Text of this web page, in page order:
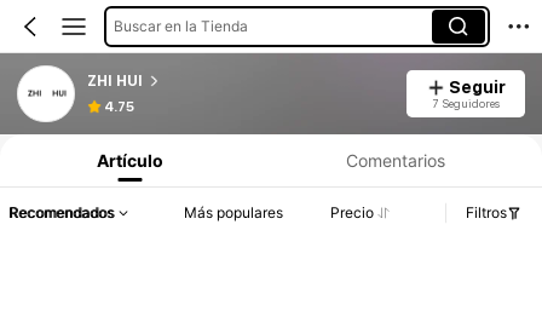
Buscar en la Tienda
ZHI HUI
4.75
Seguir
7 Seguidores
Artículo Comentarios
Recomendados Más populares Precio Filtros